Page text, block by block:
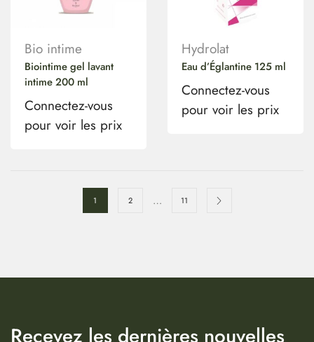
Bio intime
Biointime gel lavant
intime 200 ml
Connectez-vous
pour voir les prix
Hydrolat
Eau d’Églantine 125 ml
Connectez-vous
pour voir les prix
1 2 … 11